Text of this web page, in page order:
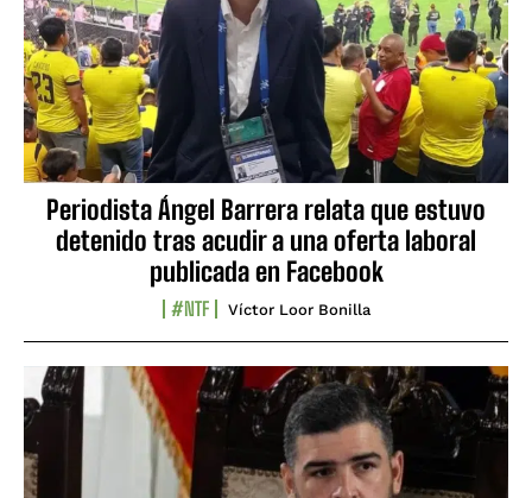
Periodista Ángel Barrera relata que estuvo
detenido tras acudir a una oferta laboral
publicada en Facebook
#NTF Víctor Loor Bonilla